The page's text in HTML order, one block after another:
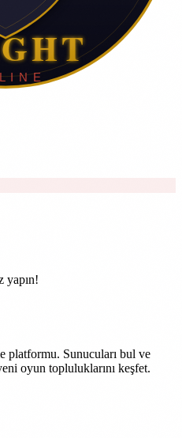
yapın!
platformu. Sunucuları bul ve
oyun topluluklarını keşfet.